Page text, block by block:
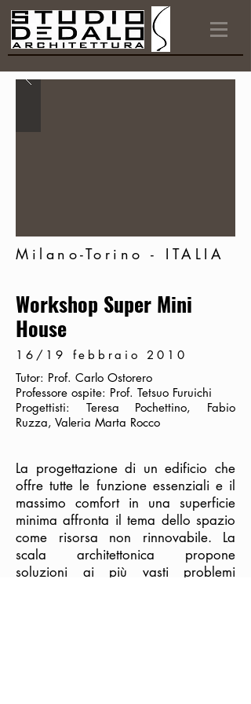
Milano-Torino - ITALIA
Workshop Super Mini
House
16/19 febbraio 2010
Tutor: Prof. Carlo Ostorero
Professore ospite: Prof. Tetsuo Furuichi
Progettisti: Teresa Pochettino, Fabio
Ruzza, Valeria Marta Rocco
La progettazione di un edificio che
offre tutte le funzione essenziali e il
massimo comfort in una superficie
minima affronta il tema dello spazio
come risorsa non rinnovabile. La
scala architettonica propone
soluzioni ai più vasti problemi